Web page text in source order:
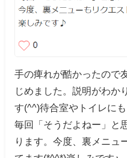
手の痺れが酷かったので
じめました。説明がわか
す(^^)待合室やトイレに
毎回「そうだよねー」と
ります。今度、裏メニュ